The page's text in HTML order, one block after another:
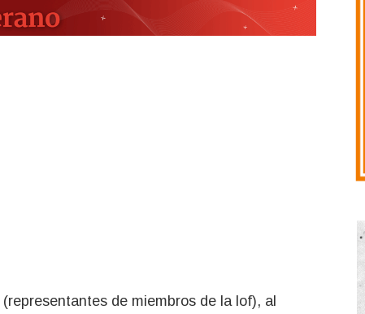
(representantes de miembros de la lof), al